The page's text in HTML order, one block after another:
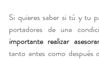
Si quieres saber si tú y tu
portadores de una
importante realizar